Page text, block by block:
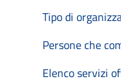
Tipo di
Persone che
Elenco servizi